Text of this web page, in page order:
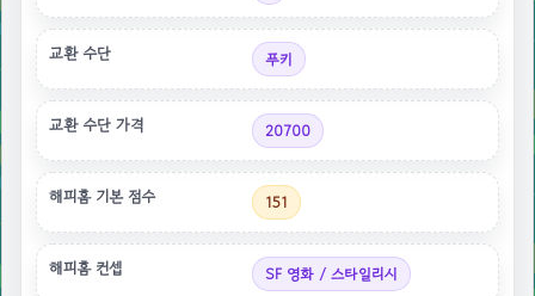
교환 수단 푸키
교환 수단 가격 20700
해피홈 기본 점수 151
해피홈 컨셉 SF 영화 / 스타일리시